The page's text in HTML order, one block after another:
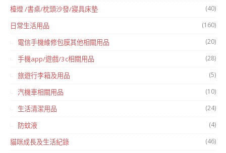
檯燈 /書桌/枕頭沙發/寢具床墊 (40)
日常生活用品 (160)
電信手機維修包膜其他相關用品 (20)
手機app/遊戲/3c相關用品 (28)
旅遊行李箱及用品 (5)
汽機車相關用品 (10)
生活清潔用品 (24)
防蚊液 (4)
貓咪成長及生活紀錄 (46)